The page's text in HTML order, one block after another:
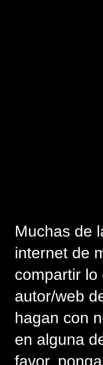
Muchas de
internet de
compartir lo
autor/web
hagan con
en alguna
favor,